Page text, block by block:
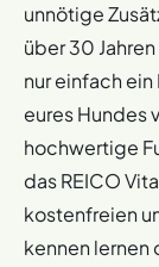
unnötige
über 30
nur einfach
eures Hundes
hochwertige
das REICO
kostenfreien
kennen lernen